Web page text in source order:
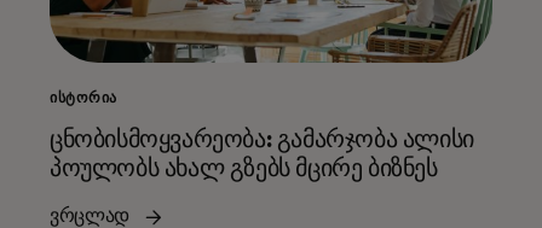
ᲘᲡᲢᲝᲠᲘᲐ
ცნობისმოყვარეობა: გამარჯობა ალისი
პოულობს ახალ გზებს მცირე ბიზნეს
ვრცლად